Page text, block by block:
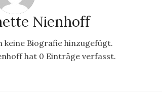
Nienhoff
keine Biografie hinzugefügt.
hat 0 Einträge verfasst.